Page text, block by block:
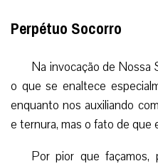
Perpétuo Socorro
Na invocação de Nossa
o que se enaltece
enquanto nos auxiliando
e ternura, mas o fato de que
Por pior que façamos,